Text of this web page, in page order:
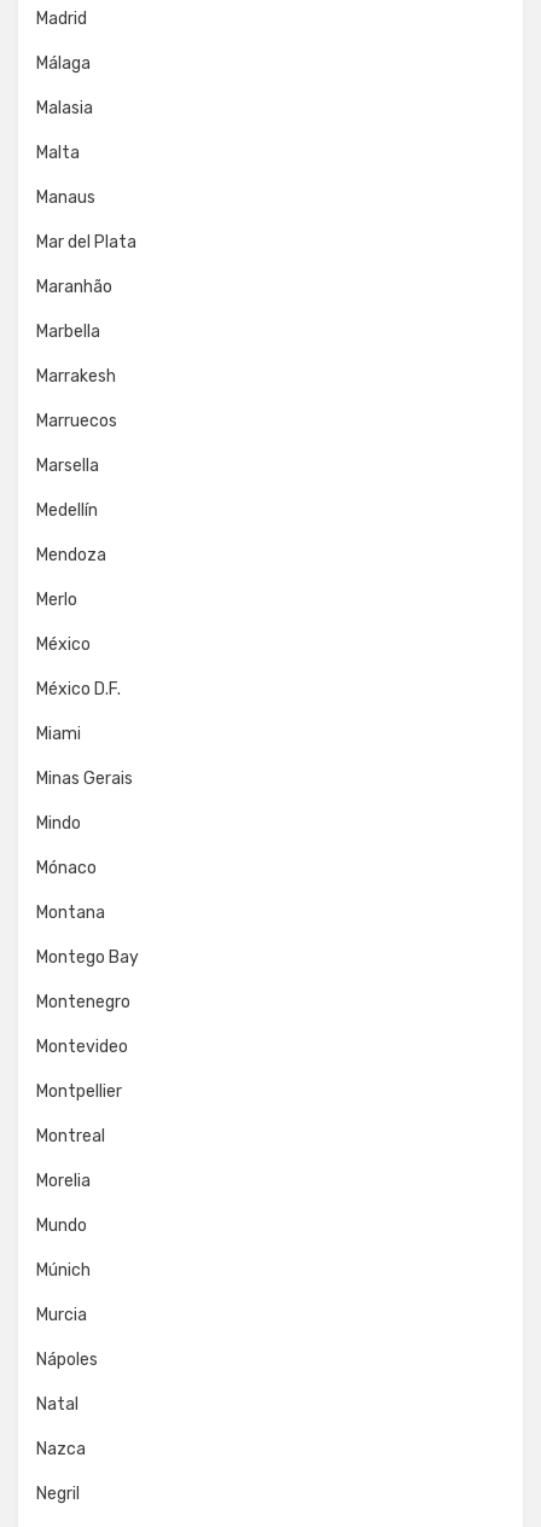
Madrid
Málaga
Malasia
Malta
Manaus
Mar del Plata
Maranhão
Marbella
Marrakesh
Marruecos
Marsella
Medellín
Mendoza
Merlo
México
México D.F.
Miami
Minas Gerais
Mindo
Mónaco
Montana
Montego Bay
Montenegro
Montevideo
Montpellier
Montreal
Morelia
Mundo
Múnich
Murcia
Nápoles
Natal
Nazca
Negril